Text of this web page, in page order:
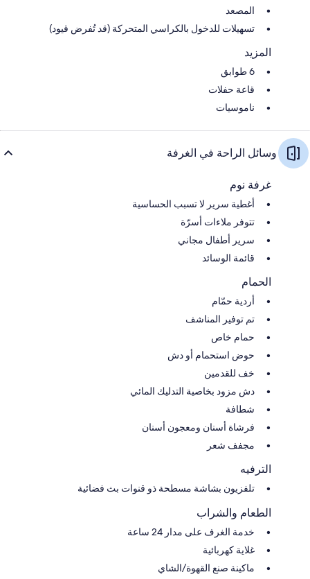
المصعد
تسهيلات للدخول بالكراسي المتحركة (قد تُفرض قيود)
المزيد
6 طوابق
قاعة حفلات
ناموسيات
وسائل الراحة في الغرفة
غرفة نوم
أغطية سرير لا تسبب الحساسية
تتوفر ملاءات أسرّة
سرير أطفال مجاني
قائمة الوسائد
الحمام
أردية حمّام
تم توفير المناشف
حمام خاص
حوض استحمام أو دش
خف للقدمين
دش مزود بخاصية التدليك المائي
شطافة
فرشاة أسنان ومعجون أسنان
مجفف شعر
الترفيه
تلفزيون بشاشة مسطحة ذو قنوات بث فضائية
الطعام والشراب
خدمة الغرف على مدار 24 ساعة
غلاية كهربائية
ماكينة صنع القهوة/الشاي